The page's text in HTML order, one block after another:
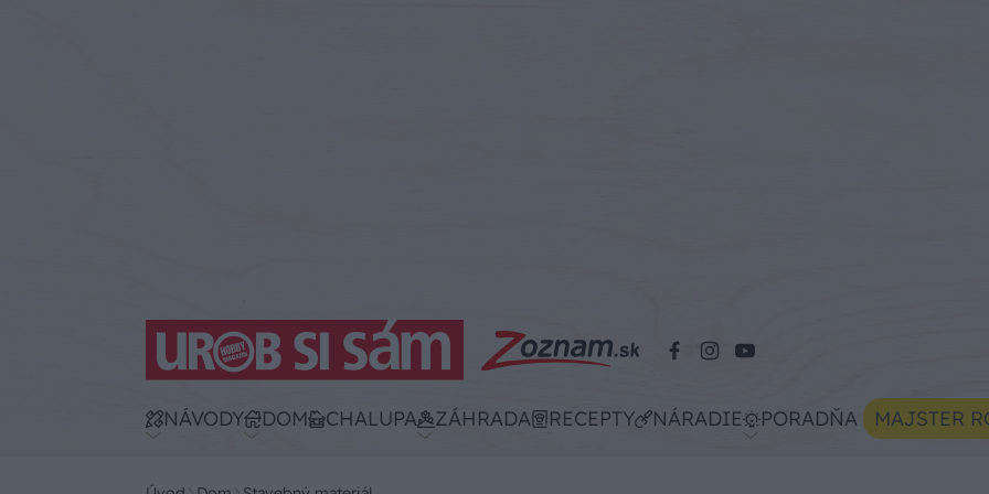
NÁVODY DOM CHALUPA ZÁHRADA RECEPTY NÁRADIE PORADŇA MAJSTER